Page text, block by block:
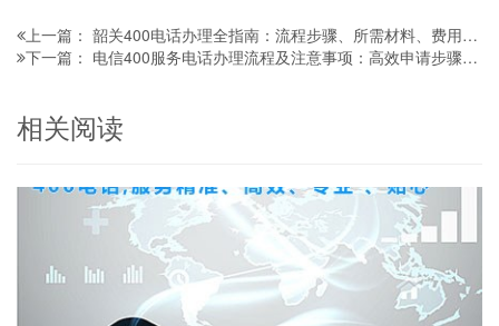
上一篇： 韶关400电话办理全指南：流程步骤、所需材料、费用明细及避坑注意事项
下一篇： 电信400服务电话办理流程及注意事项：高效申请步骤+避坑指南
相关阅读